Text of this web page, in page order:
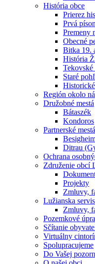
História obce
Prierez
Prvá
Premeny
Obecné
Bitka 19.
História
Staré
Región okolo
Družobné mestá
Bátaszék
Kondoros
Partnerské mestá
Ditrau
Ochrana
Združenie obcí
Projekty
Zmluvy,
Lužianska
Zmluvy,
Pozemkové
Sčítanie
Virtuálny
Spolupracujeme
Do Vašej